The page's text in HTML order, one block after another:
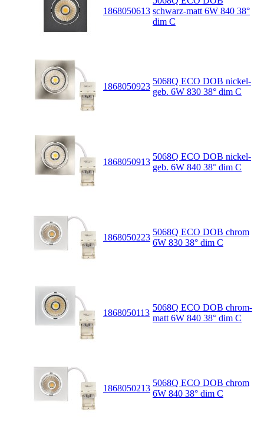
1868050613 schwarz-matt 6W 840 38°
dim C
1868050923
5068Q ECO DOB nickel-
geb. 6W 830 38° dim C
1868050913
5068Q ECO DOB nickel-
geb. 6W 840 38° dim C
1868050223
5068Q ECO DOB chrom
6W 830 38° dim C
1868050113
5068Q ECO DOB chrom-
matt 6W 840 38° dim C
1868050213
5068Q ECO DOB chrom
6W 840 38° dim C